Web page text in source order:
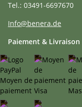
Tel.: 03491-6697670
Info@benera.de
Paiement & Livraison